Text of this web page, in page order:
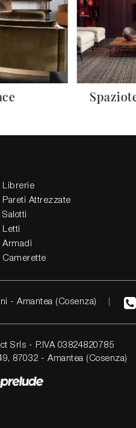
Librerie
Pareti Attrezzate
Salotti
Letti
Armadi
Camerette
- Amantea (Cosenza)
Srls - P.IVA 03824820785
87032 - Amantea (Cosenza)